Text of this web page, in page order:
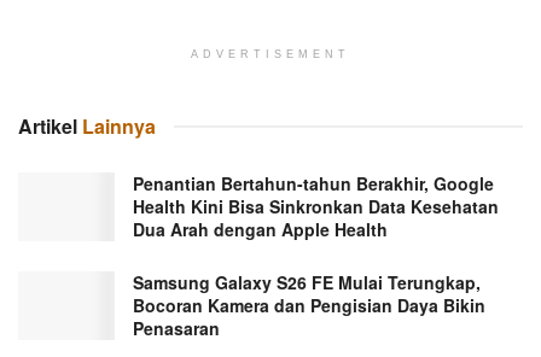
ADVERTISEMENT
Artikel Lainnya
Penantian Bertahun-tahun Berakhir, Google
Health Kini Bisa Sinkronkan Data Kesehatan
Dua Arah dengan Apple Health
Samsung Galaxy S26 FE Mulai Terungkap,
Bocoran Kamera dan Pengisian Daya Bikin
Penasaran